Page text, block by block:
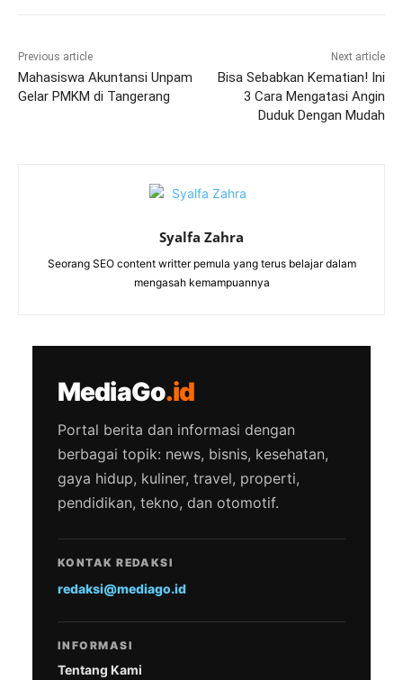
Previous article
Mahasiswa Akuntansi Unpam
Gelar PMKM di Tangerang
Next article
Bisa Sebabkan Kematian! Ini
3 Cara Mengatasi Angin
Duduk Dengan Mudah
Syalfa Zahra
Seorang SEO content writter pemula yang terus belajar dalam
mengasah kemampuannya
MediaGo.id
Portal berita dan informasi dengan
berbagai topik: news, bisnis, kesehatan,
gaya hidup, kuliner, travel, properti,
pendidikan, tekno, dan otomotif.
KONTAK REDAKSI
redaksi@mediago.id
INFORMASI
Tentang Kami